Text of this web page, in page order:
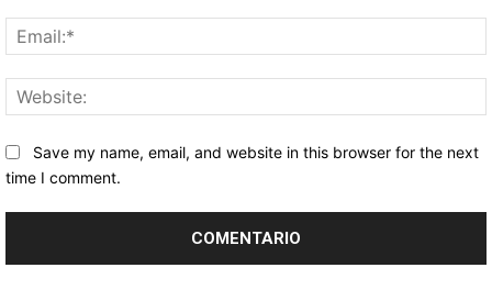
Save my name, email, and website in this browser for the next
time I comment.